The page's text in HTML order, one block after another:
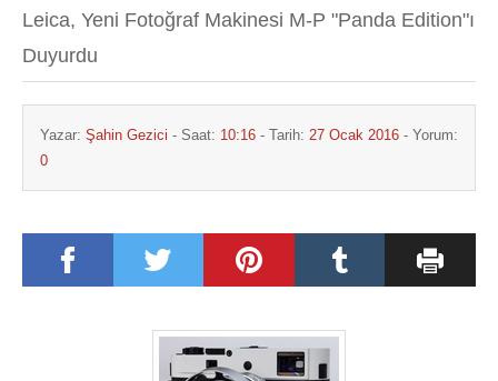
Leica, Yeni Fotoğraf Makinesi M-P "Panda Edition"ı
Duyurdu
Yazar: Şahin Gezici - Saat: 10:16 - Tarih: 27 Ocak 2016 - Yorum:
0